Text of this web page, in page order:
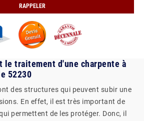
le traitement d'une charpente à
52230
des structures qui peuvent subir une
En effet, il est très important de
permettent de les protéger. Donc, il